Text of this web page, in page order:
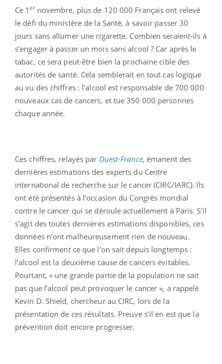
Ce 1ernovembre, plus de 120 000 Français ont relevé
le défi du ministère de la Santé, à savoir passer 30
jours sans allumer une cigarette. Combien seraient-ils à
s’engager à passer un mois sans alcool ? Car après le
tabac, ce sera peut-être bien la prochaine cible des
autorités de santé. Cela semblerait en tout cas logique
au vu des chiffres : l’alcool est responsable de 700 000
nouveaux cas de cancers, et tue 350 000 personnes
chaque année.
Ces chiffres, relayés par Ouest-France, émanent des
dernières estimations des experts du Centre
international de recherche sur le cancer (CIRC/IARC). Ils
ont été présentés à l’occasion du Congrès mondial
contre le cancer qui se déroule actuellement à Paris. S’il
s’agit des toutes dernières estimations disponibles, ces
données n’ont malheureusement rien de nouveau.
Elles confirment ce que l’on sait depuis longtemps :
l’alcool est la deuxième cause de cancers évitables.
Pourtant, « une grande partie de la population ne sait
pas que l’alcool peut provoquer le cancer », a rappelé
Kevin D. Shield, chercheur au CIRC, lors de la
présentation de ces résultats. Preuve s’il en est que la
prévention doit encore progresser.